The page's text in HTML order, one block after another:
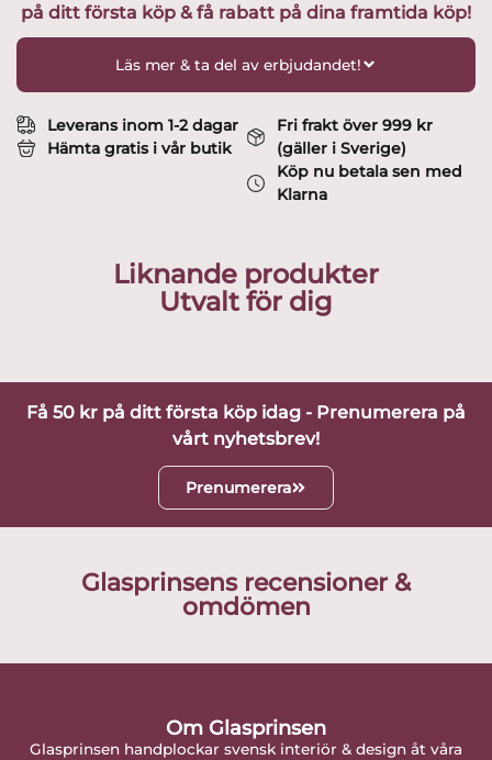
Jonasson
på ditt första köp & få rabatt på dina framtida köp!
Läs mer & ta del av erbjudandet!
Leverans inom 1-2 dagar
Hämta gratis i vår butik
Fri frakt över 999 kr
(gäller i Sverige)
Köp nu betala sen med
Klarna
Liknande produkter
Utvalt för dig
Få 50 kr på ditt första köp idag - Prenumerera på
vårt nyhetsbrev!
Prenumerera
Glasprinsens recensioner &
omdömen
Om Glasprinsen
Glasprinsen handplockar svensk interiör & design åt våra